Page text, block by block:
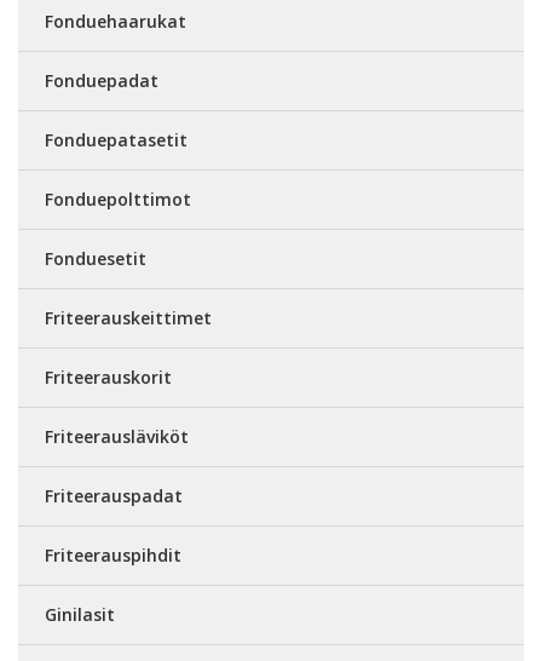
Fonduehaarukat
Fonduepadat
Fonduepatasetit
Fonduepolttimot
Fonduesetit
Friteerauskeittimet
Friteerauskorit
Friteerausläviköt
Friteerauspadat
Friteerauspihdit
Ginilasit